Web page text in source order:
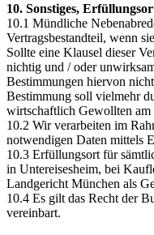
10. Sonstiges,
10.1 Mündliche
Vertragsbestandteil, wenn
Sollte eine Klausel dieser
nichtig und / oder
Bestimmungen hiervon
Bestimmung soll vielmehr
wirtschaftlich Gewollten am
10.2 Wir verarbeiten im
notwendigen Daten mittels
10.3 Erfüllungsort für
in Untereisesheim, bei
Landgericht München als
10.4 Es gilt das Recht der
vereinbart.